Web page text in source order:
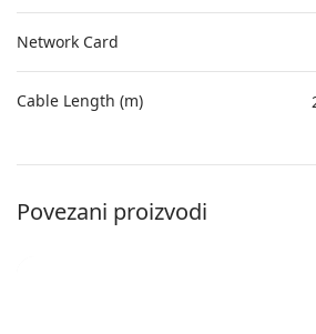
Network Card
Cable Length (m)
Povezani proizvodi